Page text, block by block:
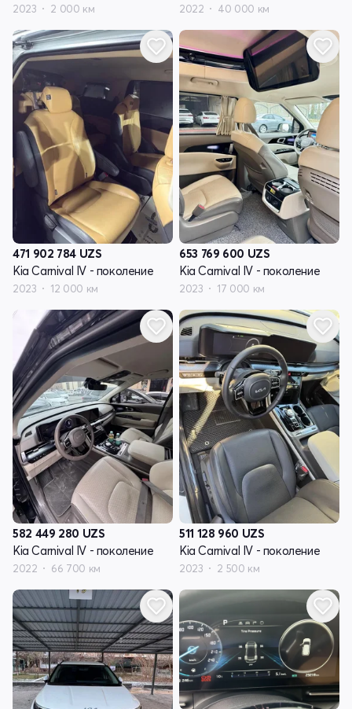
2023 2 000 км 2022 40 000 км
471 902 784 UZS
Kia Carnival IV - поколение
2023 12 000 км
653 769 600 UZS
Kia Carnival IV - поколение
2023 17 000 км
582 449 280 UZS
Kia Carnival IV - поколение
2022 66 700 км
511 128 960 UZS
Kia Carnival IV - поколение
2023 2 500 км